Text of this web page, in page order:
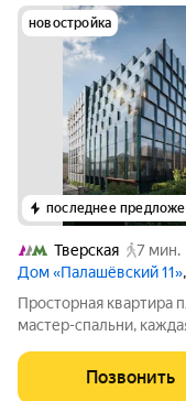
новостройка
последнее
Тверская
7 мин.
Дом «Палашёвский 11»
Просторная квартира
мастер-спальни,
пространство,
легко собирать близких,
Позвонить